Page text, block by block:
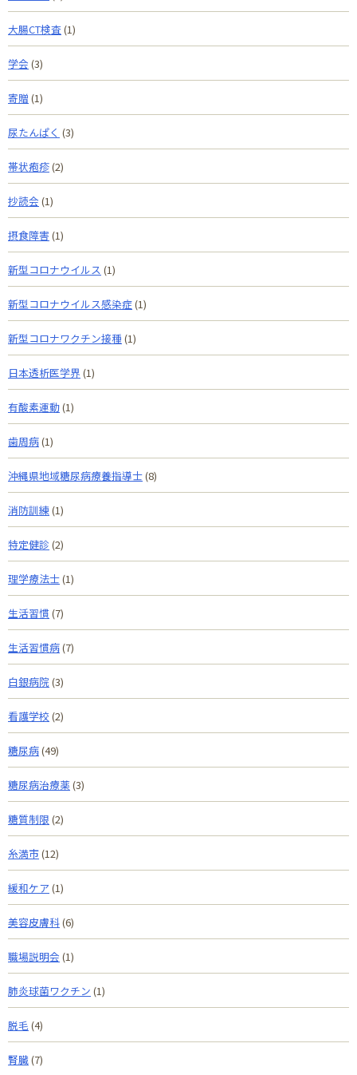
大腸CT検査(1)
学会 (3)
寄贈 (1)
尿たんぱく (3)
帯状疱疹(2)
抄読会 (1)
摂食障害 (1)
新型コロナウイルス (1)
新型コロナウイルス感染症(1)
新型コロナワクチン接種 (1)
日本透析医学界 (1)
有酸素運動(1)
歯周病(1)
沖縄県地域糖尿病療養指導士(8)
消防訓練 (1)
特定健診 (2)
理学療法士(1)
生活習慣(7)
生活習慣病(7)
白銀病院 (3)
看護学校 (2)
糖尿病(49)
糖尿病治療薬 (3)
糖質制限 (2)
糸満市(12)
緩和ケア (1)
美容皮膚科(6)
職場説明会 (1)
肺炎球菌ワクチン (1)
脱毛 (4)
腎臓(7)